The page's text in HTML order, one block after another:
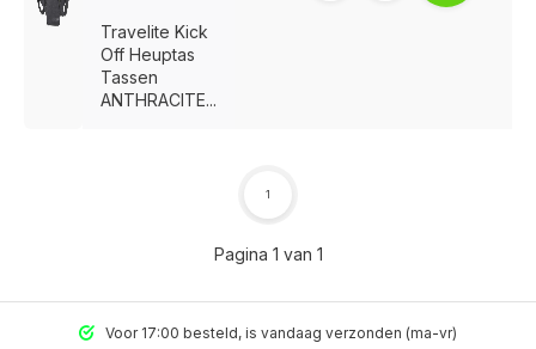
Travelite Kick
Off Heuptas
Tassen
ANTHRACITE...
Pagina 1 van 1
1
Voor 17:00 besteld, is vandaag verzonden (ma-vr)